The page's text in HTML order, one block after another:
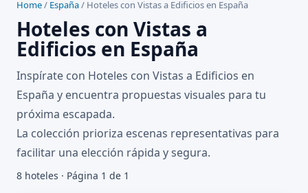
Home/ España/ Hoteles con Vistas a Edificios en España
Hoteles con Vistas a
Edificios en España
Inspírate con Hoteles con Vistas a Edificios en
España y encuentra propuestas visuales para tu
próxima escapada.
La colección prioriza escenas representativas para
facilitar una elección rápida y segura.
8 hoteles · Página 1 de 1